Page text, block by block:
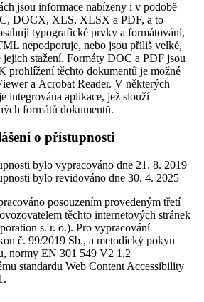
jsou informace nabízeny i v podobě
DOCX, XLS, XLSX a PDF, a to
typografické prvky a formátování,
nepodporuje, nebo jsou příliš velké,
stažení. Formáty DOC a PDF jsou
prohlížení těchto dokumentů je možné
a Acrobat Reader. V některých
integrována aplikace, jež slouží
formátů dokumentů.
o přístupnosti
bylo vypracováno dne 21. 8. 2019
bylo revidováno dne 30. 4. 2025
posouzením provedeným třetí
těchto internetových stránek
s. r. o.). Pro vypracování
č. 99/2019 Sb., a metodický pokyn
normy EN 301 549 V2 1.2
standardu Web Content Accessibility